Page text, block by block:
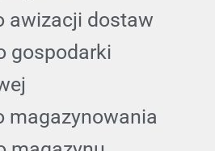
awizacji dostaw
gospodarki
magazynowania